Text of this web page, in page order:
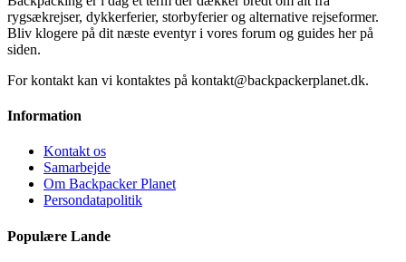
rygsækrejser, dykkerferier, storbyferier og alternative rejseformer.
Bliv klogere på dit næste eventyr i vores forum og guides her på
siden.
For kontakt kan vi kontaktes på kontakt@backpackerplanet.dk.
Information
Kontakt os
Samarbejde
Om Backpacker Planet
Persondatapolitik
Populære Lande